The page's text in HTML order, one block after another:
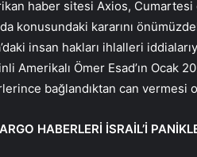
haber sitesi Axios, Cumartesi
konusundaki kararını
insan hakları ihlalleri
Amerikalı Ömer Esad’ın Ocak
bağlandıktan can vermesi
HABERLERİ İSRAİL’İ